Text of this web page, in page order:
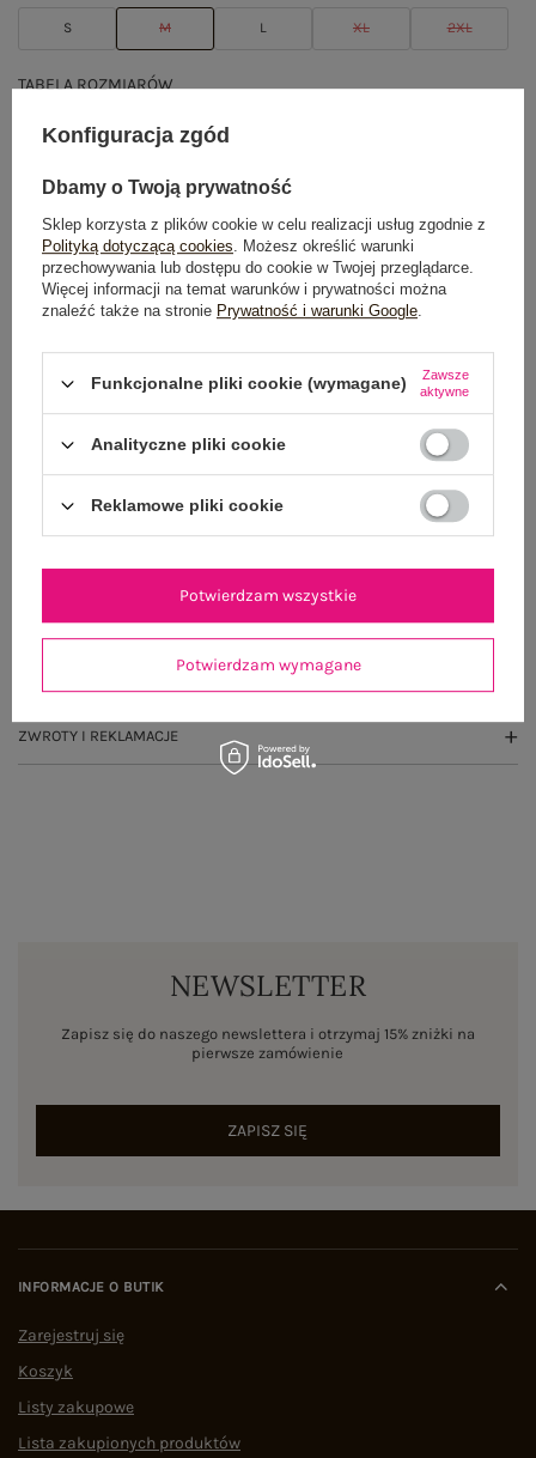
S M L XL 2XL
TABELA ROZMIARÓW
Dostawaod 7,99 zł
Do darmowej dostawy brakuje 200,00 zł
Wysyłkajutro
OPIS PRODUKTU
GŁÓWNE PARAMETRY
OPINIE O PRODUKCIE (0)
ZWROTY I REKLAMACJE
NEWSLETTER
Zapisz się do naszego newslettera i otrzymaj 15% zniżki na
pierwsze zamówienie
ZAPISZ SIĘ
INFORMACJE O BUTIK
Zarejestruj się
Koszyk
Listy zakupowe
Lista zakupionych produktów
Konfiguracja zgód
Dbamy o Twoją prywatność
Sklep korzysta z plików cookie w celu realizacji usług zgodnie z
Polityką dotyczącą cookies. Możesz określić warunki
przechowywania lub dostępu do cookie w Twojej przeglądarce.
Więcej informacji na temat warunków i prywatności można
znaleźć także na stronie Prywatność i warunki Google.
Funkcjonalne pliki cookie (wymagane)
Zawsze
aktywne
Analityczne pliki cookie
Reklamowe pliki cookie
Potwierdzam wymagane
Potwierdzam wszystkie